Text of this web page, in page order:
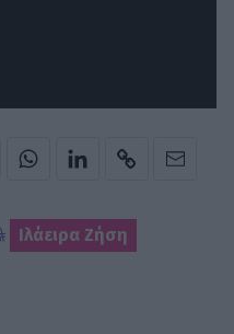
Ιλάειρα Ζήση